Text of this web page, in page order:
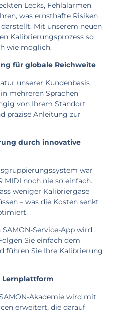
Lecks, Fehlalarmen
was ernsthafte Risiken
Mit unserem neuen
Kalibrierungsprozess so
wie möglich.
für globale Reichweite
unserer Kundenbasis
mehreren Sprachen
von Ihrem Standort
präzise Anleitung zur
durch innovative
war
MIDI noch nie so einfach.
weniger Kalibriergase
– was die Kosten senkt
Service-App wird
Sie einfach dem
führen Sie Ihre Kalibrierung
Lernplattform
Akademie wird mit
erweitert, die darauf